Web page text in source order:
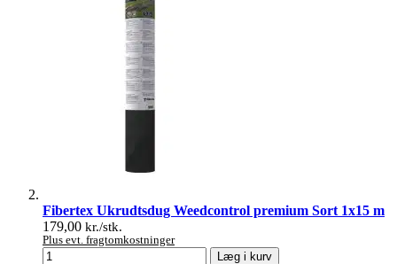
Fibertex Ukrudtsdug Weedcontrol premium Sort 1x15 m
179,00 kr./stk.
Plus evt. fragtomkostninger
Læg i kurv